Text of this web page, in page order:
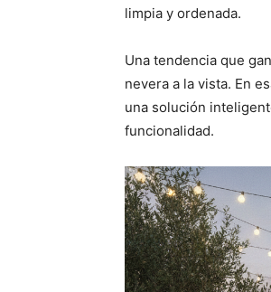
limpia y ordenada.
Una tendencia que
nevera a la vista. En
una solución
funcionalidad.